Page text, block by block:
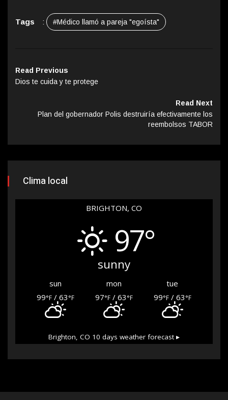
Tags : #Médico llamó a pareja "egoísta"
Read Previous
Dios te cuida y te protege
Read Next
Plan del gobernador Polis destruiría efectivamente los
reembolsos TABOR
Clima local
BRIGHTON, CO
97°
sunny
sun mon
tue
99°F / 63°F 97°F/ 63°F 99°F/ 63°F
Brighton, CO 10 days weather forecast ▸